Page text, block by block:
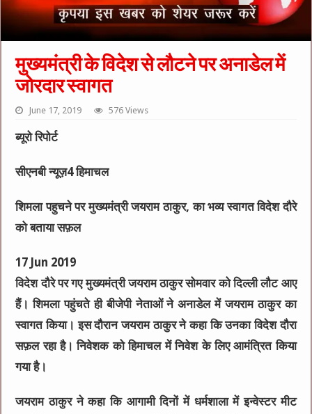
मुख्यमंत्री के विदेश से लौटने पर अनाडेल में
जोरदार स्वागत
June 17, 2019 576 Views
ब्यूरो रिपोर्ट
सीएनबी न्यूज़4 हिमाचल
शिमला पहुचने पर मुख्यमंत्री जयराम ठाकुर, का भव्य स्वागत विदेश दौरे
को बताया सफ़ल
17 Jun 2019
विदेश दौरे पर गए मुख्यमंत्री जयराम ठाकुर सोमवार को दिल्ली लौट आए
हैं। शिमला पहुंचते ही बीजेपी नेताओं ने अनाडेल में जयराम ठाकुर का
स्वागत किया। इस दौरान जयराम ठाकुर ने कहा कि उनका विदेश दौरा
सफ़ल रहा है। निवेशक को हिमाचल में निवेश के लिए आमंत्रित किया
गया है।
जयराम ठाकुर ने कहा कि आगामी दिनों में धर्मशाला में इन्वेस्टर मीट